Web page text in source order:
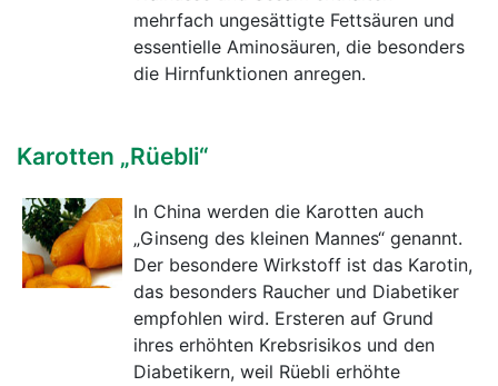
mehrfach ungesättigte Fettsäuren und
essentielle Aminosäuren, die besonders
die Hirnfunktionen anregen.
Karotten „Rüebli“
In China werden die Karotten auch
„Ginseng des kleinen Mannes“ genannt.
Der besondere Wirkstoff ist das Karotin,
das besonders Raucher und Diabetiker
empfohlen wird. Ersteren auf Grund
ihres erhöhten Krebsrisikos und den
Diabetikern, weil Rüebli erhöhte